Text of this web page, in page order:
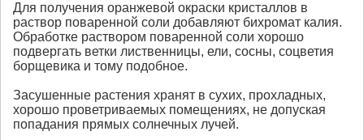
Для получения оранжевой окраски кристаллов в
раствор поваренной соли добавляют бихромат калия.
Обработке раствором поваренной соли хорошо
подвергать ветки лиственницы, ели, сосны, соцветия
борщевика и тому подобное.
Засушенные растения хранят в сухих, прохладных,
хорошо проветриваемых помещениях, не допуская
попадания прямых солнечных лучей.